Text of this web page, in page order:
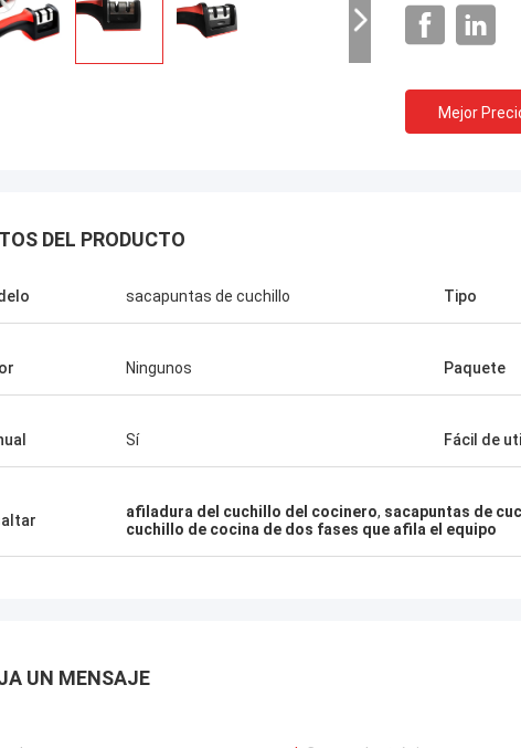
Melia de Chris
solamente Norton, ninguna
el otro proveedor!
Mejor
DEL PRODUCTO
sacapuntas de cuchillo Tipo
Ningunos Paquete
Sí Fácil de
afiladura del cuchillo del cocinero, sacapuntas de
cuchillo de cocina de dos fases que afila el equipo
UN MENSAJE